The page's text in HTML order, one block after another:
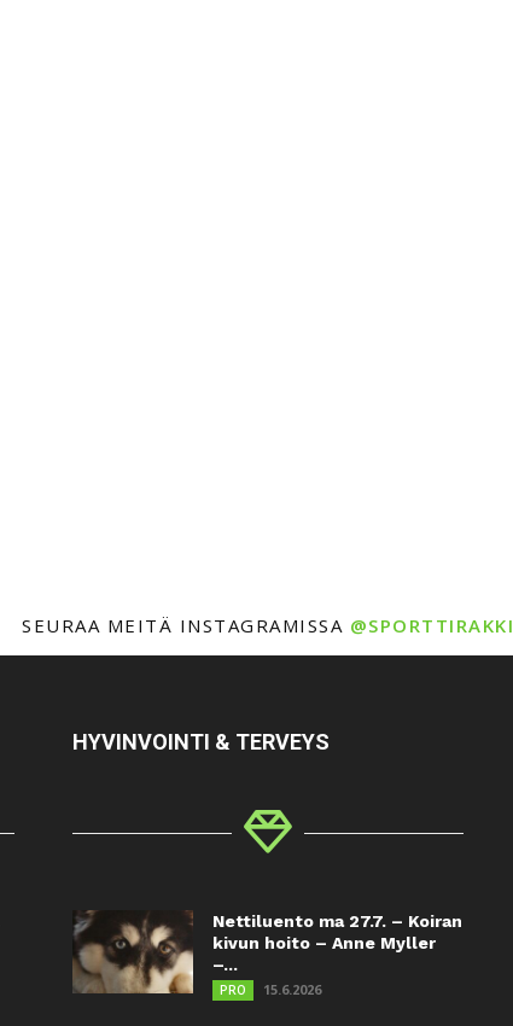
SEURAA MEITÄ INSTAGRAMISSA @SPORTTIRAKKI
HYVINVOINTI & TERVEYS
Nettiluento ma 27.7. – Koiran
kivun hoito – Anne Myller
–...
PRO 15.6.2026